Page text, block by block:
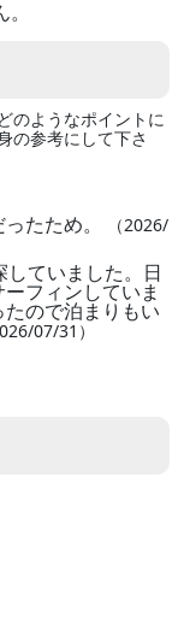
のようなポイントに
の参考にして下さ
たため。
（2026/
ていました。日
フィンしていま
ので泊まりもい
07/31）